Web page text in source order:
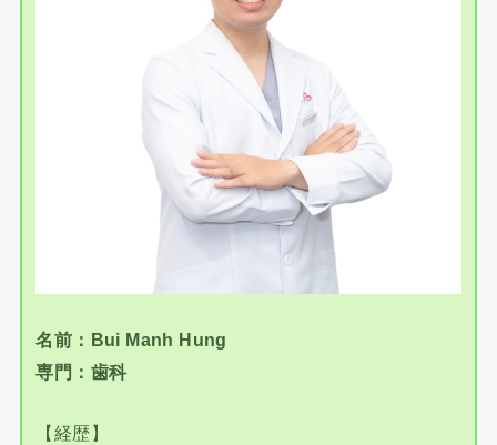
名前：Bui Manh Hung
専門：歯科
【経歴】